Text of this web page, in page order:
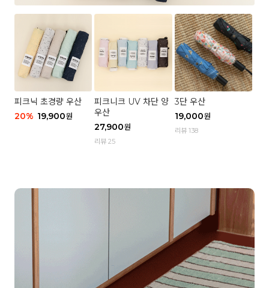
피크닉 초경량 우산
20% 19,900원
피크니크 UV 차단 양
우산
27,900원
리뷰 25
3단 우산
19,000원
리뷰 138